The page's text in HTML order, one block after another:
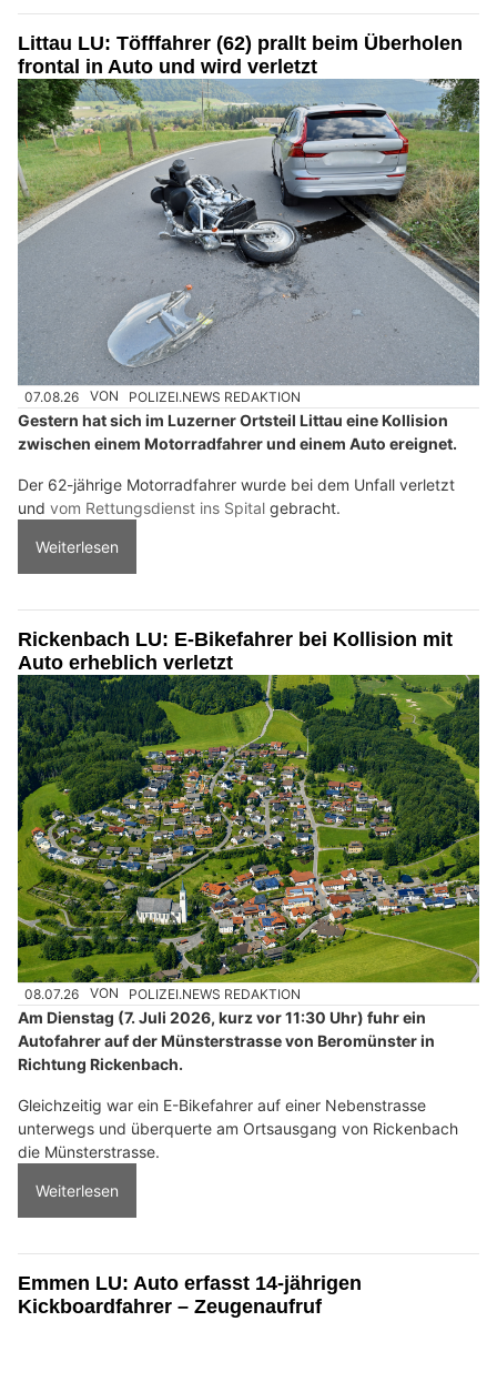
Littau LU: Töfffahrer (62) prallt beim Überholen
frontal in Auto und wird verletzt
07.08.26 VON POLIZEI.NEWS REDAKTION
Gestern hat sich im Luzerner Ortsteil Littau eine Kollision
zwischen einem Motorradfahrer und einem Auto ereignet.
Der 62-jährige Motorradfahrer wurde bei dem Unfall verletzt
und vom Rettungsdienst ins Spital gebracht.
Weiterlesen
Rickenbach LU: E-Bikefahrer bei Kollision mit
Auto erheblich verletzt
08.07.26 VON POLIZEI.NEWS REDAKTION
Am Dienstag (7. Juli 2026, kurz vor 11:30 Uhr) fuhr ein
Autofahrer auf der Münsterstrasse von Beromünster in
Richtung Rickenbach.
Gleichzeitig war ein E-Bikefahrer auf einer Nebenstrasse
unterwegs und überquerte am Ortsausgang von Rickenbach
die Münsterstrasse.
Weiterlesen
Emmen LU: Auto erfasst 14-jährigen
Kickboardfahrer – Zeugenaufruf